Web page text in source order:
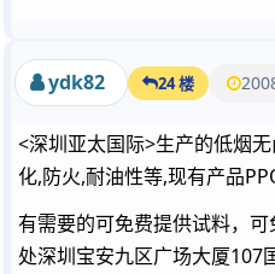
ydk82 24 楼
<深圳亚太国际>生产的低烟
化,防火,耐油性等,现有产品
有需要的可免费提供试料，
处深圳宝安九区广场大厦107